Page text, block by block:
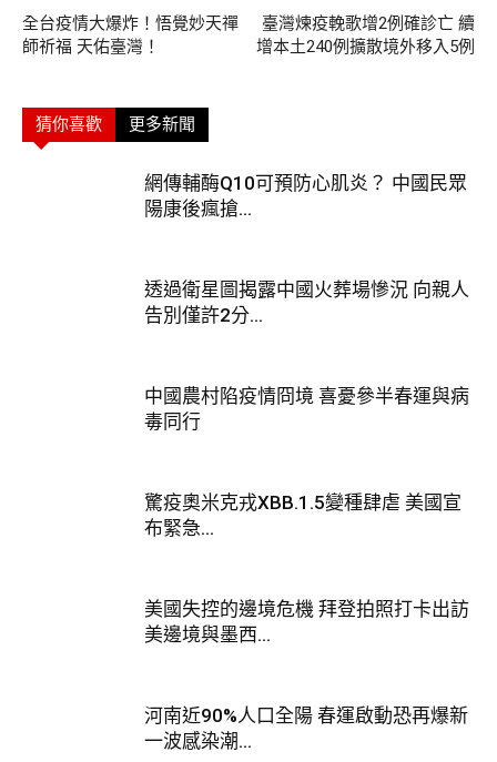
全台疫情大爆炸！悟覺妙天禪
師祈福 天佑臺灣！
臺灣煉疫輓歌增2例確診亡 續
增本土240例擴散境外移入5例
猜你喜歡 更多新聞
網傳輔酶Q10可預防心肌炎？ 中國民眾
陽康後瘋搶...
透過衛星圖揭露中國火葬場慘況 向親人
告別僅許2分...
中國農村陷疫情冏境 喜憂參半春運與病
毒同行
驚疫奧米克戎XBB.1.5變種肆虐 美國宣
布緊急...
美國失控的邊境危機 拜登拍照打卡出訪
美邊境與墨西...
河南近90%人口全陽 春運啟動恐再爆新
一波感染潮...